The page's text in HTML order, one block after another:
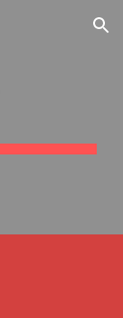
Skip to navigation